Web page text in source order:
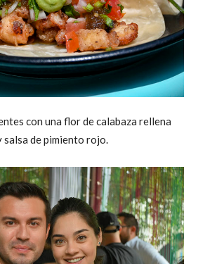
con una flor de calabaza rellena
de pimiento rojo.